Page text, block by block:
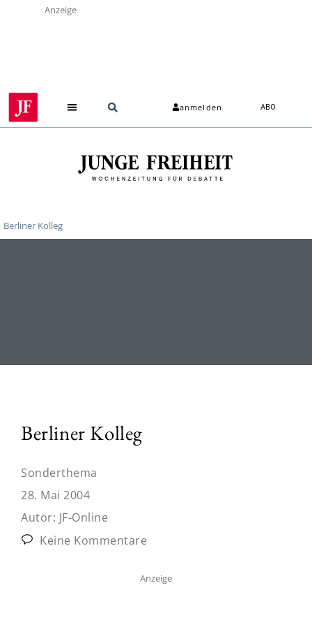
Anzeige
anmelden ABO
Berliner Kolleg
Berliner Kolleg
Sonderthema
28. Mai 2004
Autor: JF-Online
Keine Kommentare
Anzeige